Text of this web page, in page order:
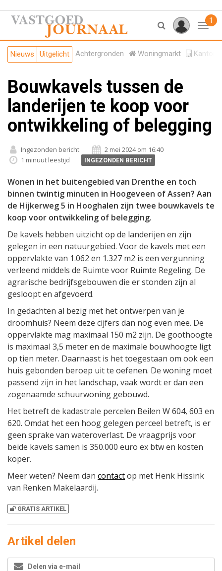
1
Nieuws Uitgelicht Achtergronden Woningmarkt
Bouwkavels tussen de
landerijen te koop voor
ontwikkeling of belegging
Ingezonden bericht
2 mei 2024 om 16:40
1 minuut leestijd
INGEZONDEN BERICHT
Wonen in het buitengebied van Drenthe en toch
binnen twintig minuten in Hoogeveen of Assen? Aan
de Hijkerweg 5 in Hooghalen zijn twee bouwkavels te
koop voor ontwikkeling of belegging.
De kavels hebben uitzicht op de landerijen en zijn
gelegen in een natuurgebied. Voor de kavels met een
oppervlakte van 1.062 en 1.327 m2 is een vergunning
verleend middels de Ruimte voor Ruimte Regeling. De
agrarische bedrijfsgebouwen die er stonden zijn al
gesloopt en afgevoerd.
In gedachten al bezig met het ontwerpen van je
droomhuis? Neem deze cijfers dan nog even mee. De
oppervlakte mag maximaal 150 m2 zijn. De goothoogte
is maximaal 3,5 meter en de maximale bouwhoogte ligt
op tien meter. Daarnaast is het toegestaan om ook een
huis gebonden beroep uit te oefenen. De woning moet
passend zijn in het landschap, vaak wordt er dan een
zogenaamde schuurwoning gebouwd.
Het betreft de kadastrale percelen Beilen W 604, 603 en
620. Omdat het een hoog gelegen perceel betreft, is er
geen sprake van wateroverlast. De vraagprijs voor
beide kavels samen is 350.000 euro ex btw en kosten
koper.
Meer weten? Neem dan contactop met Henk Hissink
van Renken Makelaardij.
GRATIS ARTIKEL
Artikel delen
Delen via e-mail